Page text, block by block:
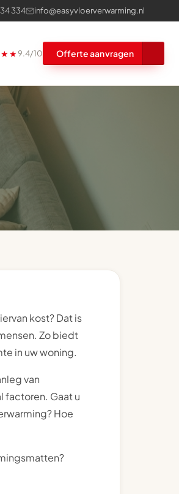
334 info@easyvloerverwarming.nl
9.4/10 Offerte aanvragen
kost? Dat is
Zo biedt
in uw woning.
van
factoren. Gaat u
Hoe